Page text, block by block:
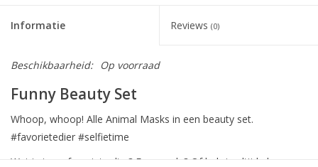
Informatie Reviews (0)
Beschikbaarheid: Op voorraad
Funny Beauty Set
Whoop, whoop! Alle Animal Masks in een beauty set.
#favorietedier #selfietime
Wat is jouw favoriete dier? Een panda? Of heb je altijd al een